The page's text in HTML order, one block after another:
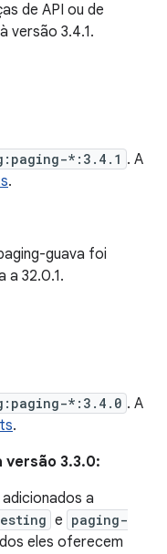
de API ou de
versão 3.4.1.
*:3.4.1 . A
.
guava foi
a 32.0.1.
*:3.4.0 . A
.
versão 3.3.0:
a
e paging-
eles oferecem